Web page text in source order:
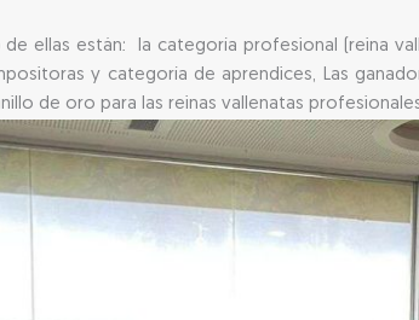
ellas están: la categoría profesional (reina
y categoría de aprendices, Las
de oro para las reinas vallenatas